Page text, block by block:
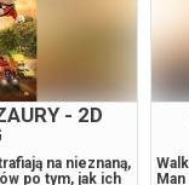
- 2D
na nieznaną,
po tym, jak ich